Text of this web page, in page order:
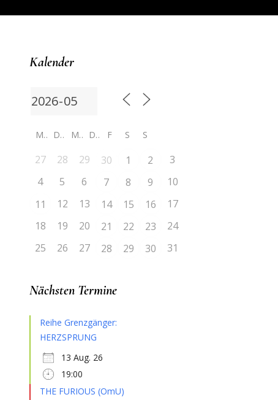
Kalender
M D M D F S S
27 28 29 30 1 2
3
4
5 6 7 8 9
10
11
12 13 14 15 16
17
18
19 20 21 22 23
24
25
26 27 28 29 30 31
Nächsten Termine
Reihe Grenzgänger:
HERZSPRUNG
13 Aug. 26
19:00
THE FURIOUS (OmU)